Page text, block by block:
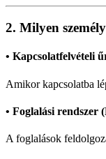
2. Milyen
• Kapcsolatfelvételi
Amikor kapcsolatba
• Foglalási rendszer
A foglalások